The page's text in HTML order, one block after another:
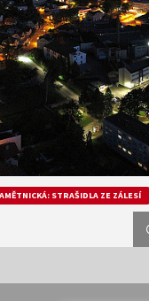
STRAŠIDLA ZE ZÁLESÍ